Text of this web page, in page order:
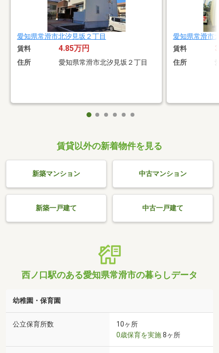
愛知県常滑市北汐見坂２丁目
賃料 4.85万円
住所 愛知県常滑市北汐見坂２丁目
愛知県常滑市
賃料
住所
賃貸以外の新着物件を見る
新築マンション 中古マンション
新築一戸建て 中古一戸建て
西ノ口駅のある愛知県常滑市の暮らしデータ
幼稚園・保育園
公立保育所数
10ヶ所
0歳保育を実施8ヶ所